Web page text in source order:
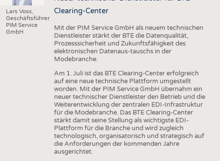
Lars Voss,
Geschäftsführer
PIM Service
GmbH
Clearing-Center
Mit der PIM Service GmbH als neuem technischen
Dienstleister stärkt der BTE die Datenqualität,
Prozesssicherheit und Zukunftsfähigkeit des
elektronischen Datenaus-tauschs in der
Modebranche.
Am 1. Juli ist das BTE Clearing-Center erfolgreich
auf eine neue technische Plattform umgestellt
worden. Mit der PIM Service GmbH übernahm ein
neuer technischer Dienstleister den Betrieb und die
Weiterentwicklung der zentralen EDI-Infrastruktur
für die Modebranche. Das BTE Clearing-Center
stärkt damit seine Stellung als wichtigste EDI-
Plattform für die Branche und wird zugleich
technologisch, organisatorisch und strategisch auf
die Anforderungen der kommenden Jahre
ausgerichtet.